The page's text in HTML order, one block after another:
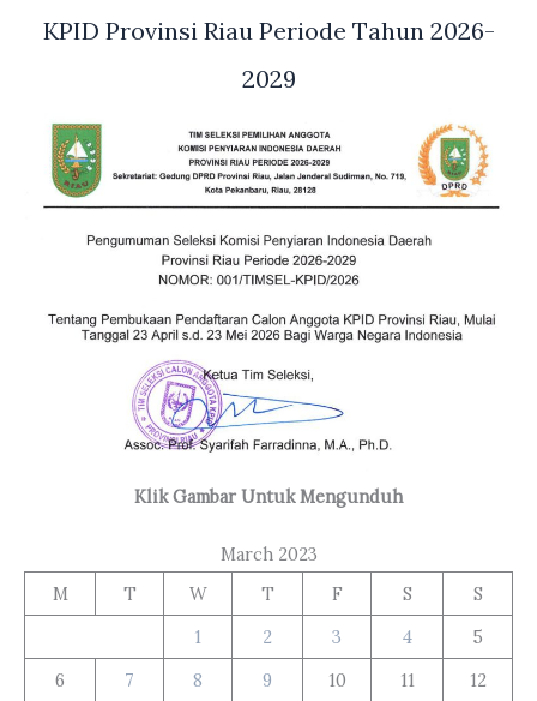
KPID Provinsi Riau Periode Tahun 2026-
2029
Klik Gambar Untuk Mengunduh
March 2023
M
T W T F S
S
1
2 3 4
5
6
7 8 9 10 11 12